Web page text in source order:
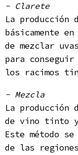
- Clarete
La producción
básicamente
de mezclar
para
los racimos
- Mezcla
La producción
de vino tinto
Este método
de las